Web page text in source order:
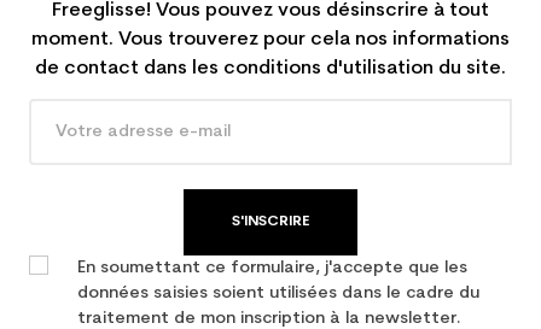
Freeglisse! Vous pouvez vous désinscrire à tout
moment. Vous trouverez pour cela nos informations
de contact dans les conditions d'utilisation du site.
S'INSCRIRE
En soumettant ce formulaire, j'accepte que les
données saisies soient utilisées dans le cadre du
traitement de mon inscription à la newsletter.